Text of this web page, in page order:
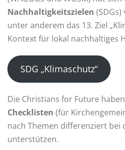
Nachhaltigkeitszielen
unter anderem das 13. Ziel
Kontext für lokal nachhaltiges
SDG „Klimaschutz“
Die Christians for Future
Checklisten (für
nach Themen differenziert bei
unterstützen.